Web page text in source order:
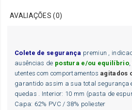
AVALIAÇÕES (0)
Colete de segurança premiun ,
ausências de postura e/ou equilíbrio,
utentes com comportamentos agitados
garantido assim a sua total segurança
quedas . Interior: 10 mm (pasta de
Capa: 62% PVC / 38% poliester